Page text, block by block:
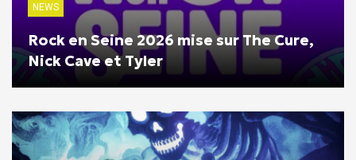
NEWS
Rock en Seine 2026 mise sur The Cure,
Nick Cave et Tyler